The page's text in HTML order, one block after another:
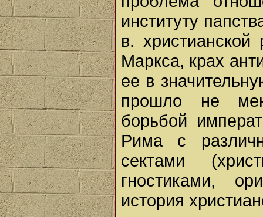
институту
в.
Маркса, крах
ее в
прошло не
борьбой
Рима с
сектами
гностиками,
история